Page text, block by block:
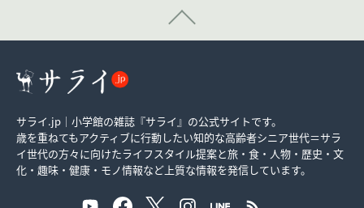
サライ.jp｜小学館の雑誌『サライ』の公式サイトです。
歳を重ねてもアクティブに行動したい知的な高齢者シニア世代＝サラ
イ世代の方々に向けたライフスタイル提案と旅・食・人物・歴史・文
化・趣味・健康・モノ情報など上質な情報を発信しています。